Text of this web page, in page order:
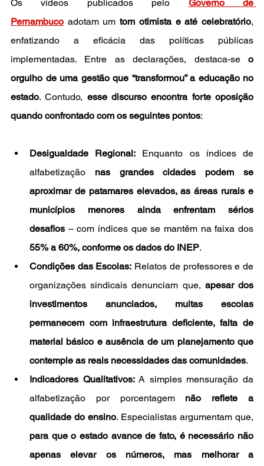
Os vídeos publicados pelo Governo de
Pernambuco adotam um tom otimista e até celebratório,
enfatizando a eficácia das políticas públicas
implementadas. Entre as declarações, destaca-se o
orgulho de uma gestão que “transformou” a educação no
estado. Contudo, esse discurso encontra forte oposição
quando confrontado com os seguintes pontos:
Desigualdade Regional: Enquanto os índices de
alfabetização nas grandes cidades podem se
aproximar de patamares elevados, as áreas rurais e
municípios menores ainda enfrentam sérios
desafios
55% a 60%, conforme os dados do INEP.
Condições das Escolas: Relatos de professores e de
organizações sindicais denunciam que, apesar dos
investimentos anunciados, muitas escolas
permanecem com infraestrutura deficiente, falta de
material básico e ausência de um planejamento que
contemple as reais necessidades das comunidades.
Indicadores Qualitativos: A simples mensuração da
alfabetização por porcentagem não reflete a
qualidade do ensino
para que o estado avance de fato, é necessário não
apenas elevar os números, mas melhorar a